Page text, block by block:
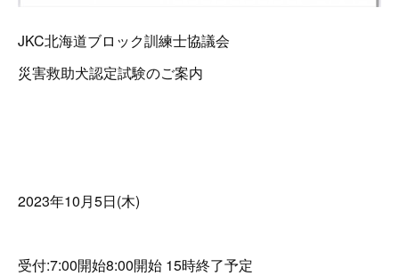
JKC北海道ブロック訓練士協議会
災害救助犬認定試験のご案内
2023年10月5日(木)
受付:7:00開始8:00開始 15時終了予定